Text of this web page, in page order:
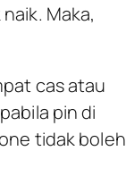
Maka,
cas atau
pin di
tidak boleh